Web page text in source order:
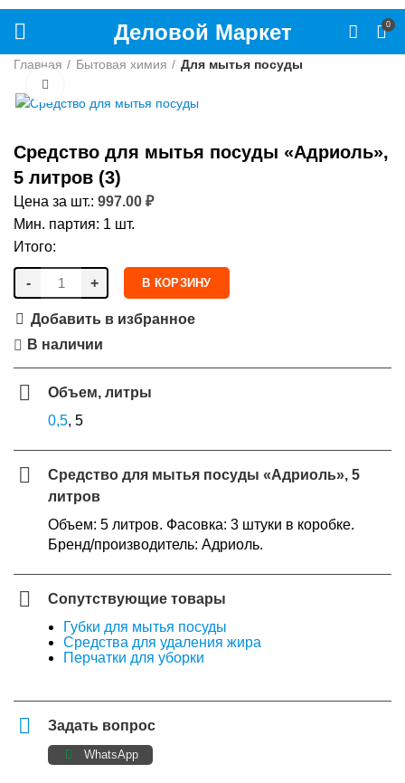
Деловой Маркет 0
Главная Бытовая химия Для мытья посуды
Средство для мытья посуды «Адриоль»,
5 литров (3)
Цена за шт.: 997.00 ₽
Мин. партия: 1 шт.
Итого:
- + В КОРЗИНУ
Добавить в избранное
В наличии
Объем, литры
0,5, 5
Средство для мытья посуды «Адриоль», 5
литров
Объем: 5 литров. Фасовка: 3 штуки в коробке.
Бренд/производитель: Адриоль.
Сопутствующие товары
Губки для мытья посуды
Средства для удаления жира
Перчатки для уборки
Задать вопрос
WhatsApp